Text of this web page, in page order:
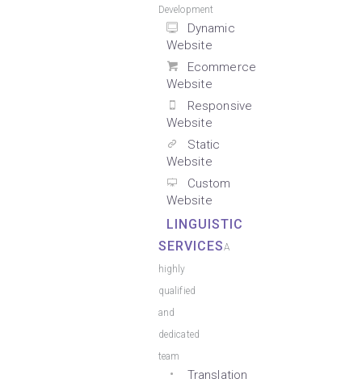
Development
Dynamic
Website
Ecommerce
Website
Responsive
Website
Static
Website
Custom
Website
LINGUISTIC
SERVICESA
highly
qualified
and
dedicated
team
Translation